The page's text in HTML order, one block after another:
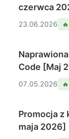
23.06.2026
czerwca
07.05.2026
Code [Maj
Promocja z
maja 2026]